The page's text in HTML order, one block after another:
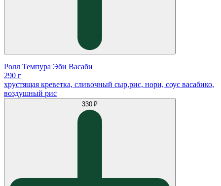
Ролл Темпура Эби Васаби
290 г
хрустящая креветка, сливочный сыр,рис, нори, соус васабико,
воздушный рис
330 ₽